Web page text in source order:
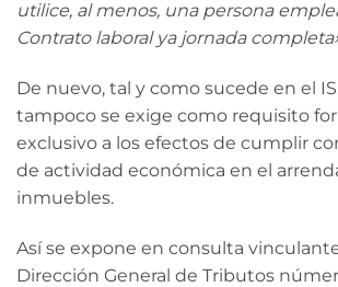
utilice, al menos, una persona
Contrato laboral ya jornada
De nuevo, tal y como sucede en el
tampoco se exige como requisito
exclusivo a los efectos de cumplir
de actividad económica en el
inmuebles.
Así se expone en consulta
Dirección General de Tributos